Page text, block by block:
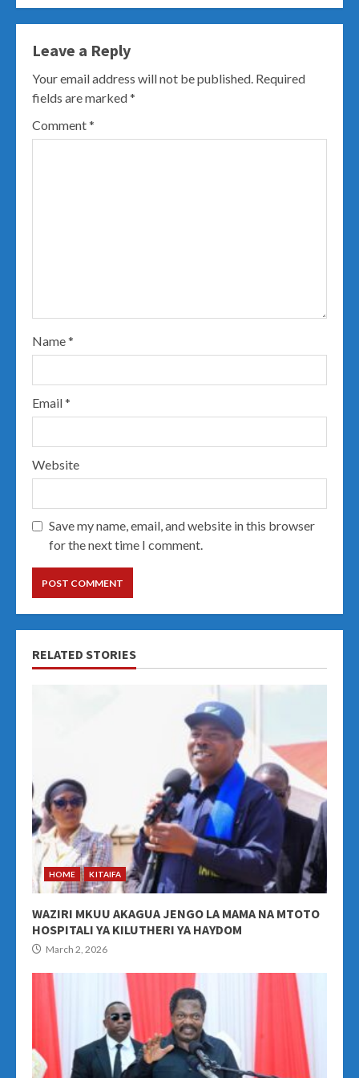
Leave a Reply
Your email address will not be published. Required
fields are marked*
Comment*
Name*
Email*
Website
Save my name, email, and website in this browser
for the next time I comment.
RELATED STORIES
HOME KITAIFA
WAZIRI MKUU AKAGUA JENGO LA MAMA NA MTOTO
HOSPITALI YA KILUTHERI YA HAYDOM
March 2, 2026